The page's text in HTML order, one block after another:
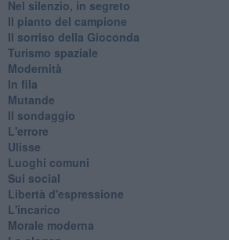
Nel silenzio, in segreto
Il pianto del campione
Il sorriso della Gioconda
Turismo spaziale
Modernità
In fila
Mutande
Il sondaggio
L'errore
Ulisse
Luoghi comuni
Sui social
Libertà d'espressione
L'incarico
Morale moderna